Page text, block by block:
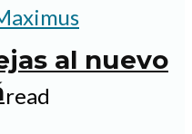
al nuevo
read